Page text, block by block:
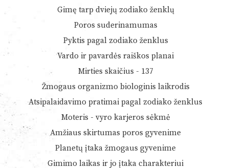
Gimę tarp dviejų zodiako ženklų
Poros suderinamumas
Pyktis pagal zodiako ženklus
Vardo ir pavardės raiškos planai
Mirties skaičius - 137
Žmogaus organizmo biologinis laikrodis
Atsipalaidavimo pratimai pagal zodiako ženklus
Moteris - vyro karjeros sėkmė
Amžiaus skirtumas poros gyvenime
Planetų įtaka žmogaus gyvenime
Gimimo laikas ir jo įtaka charakteriui